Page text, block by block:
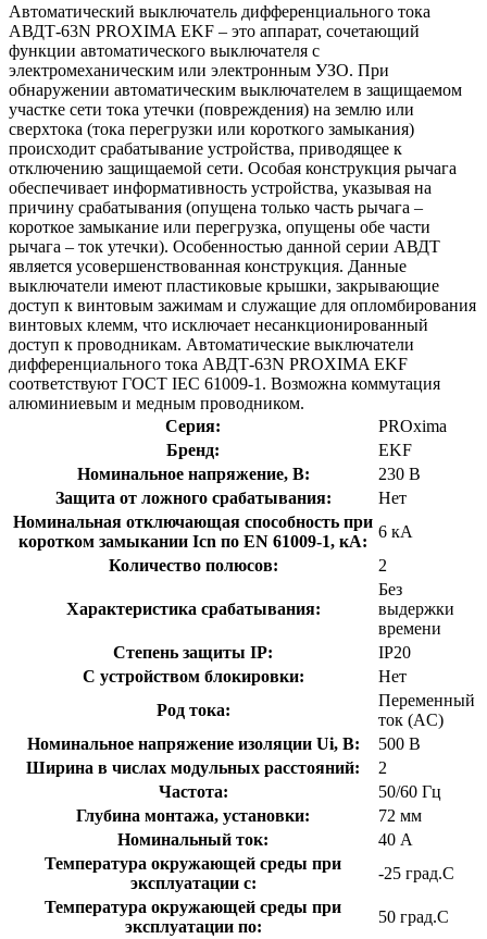
Автоматический выключатель дифференциального тока
АВДТ-63N PROXIMA EKF – это аппарат, сочетающий
функции автоматического выключателя с
электромеханическим или электронным УЗО. При
обнаружении автоматическим выключателем в защищаемом
участке сети тока утечки (повреждения) на землю или
сверхтока (тока перегрузки или короткого замыкания)
происходит срабатывание устройства, приводящее к
отключению защищаемой сети. Особая конструкция рычага
обеспечивает информативность устройства, указывая на
причину срабатывания (опущена только часть рычага –
короткое замыкание или перегрузка, опущены обе части
рычага – ток утечки). Особенностью данной серии АВДТ
является усовершенствованная конструкция. Данные
выключатели имеют пластиковые крышки, закрывающие
доступ к винтовым зажимам и служащие для опломбирования
винтовых клемм, что исключает несанкционированный
доступ к проводникам. Автоматические выключатели
дифференциального тока АВДТ-63N PROXIMA EKF
соответствуют ГОСТ IEC 61009-1. Возможна коммутация
алюминиевым и медным проводником.
Серия:
PROxima
Бренд:
EKF
Номинальное напряжение, В:
230 В
Защита от ложного срабатывания:
Нет
Номинальная отключающая способность при
коротком замыкании Icn по EN 61009-1, кА:
6 кА
Количество полюсов:
2
Характеристика срабатывания:
Без
выдержки
времени
Степень защиты IP:
IP20
С устройством блокировки:
Нет
Род тока:
Переменный
ток (AC)
Номинальное напряжение изоляции Ui, В:
500 В
Ширина в числах модульных расстояний:
2
Частота:
50/60 Гц
Глубина монтажа, установки:
72 мм
Номинальный ток:
40 А
Температура окружающей среды при
эксплуатации с:
-25 град.C
Температура окружающей cреды при
эксплуатации по:
50 град.C